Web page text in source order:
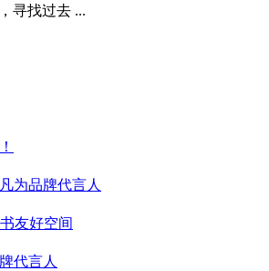
寻找过去 ...
为品牌代言人
友好空间
代言人